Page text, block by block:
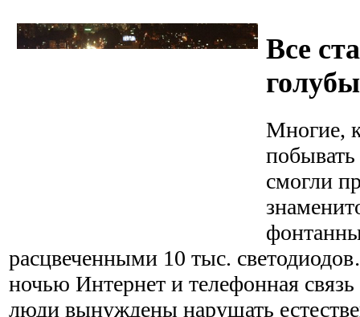
Все
Многие,
смогли
расцвеченными 10 тыс.
ночью Интернет и телефонная
люди вынуждены нарушать